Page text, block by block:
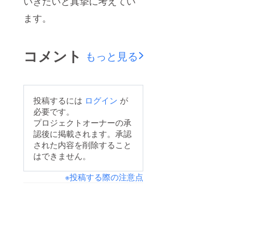
ます。
コメント もっと見る
投稿するには ログイン が
必要です。
プロジェクトオーナーの承
認後に掲載されます。承認
された内容を削除すること
はできません。
※投稿する際の注意点